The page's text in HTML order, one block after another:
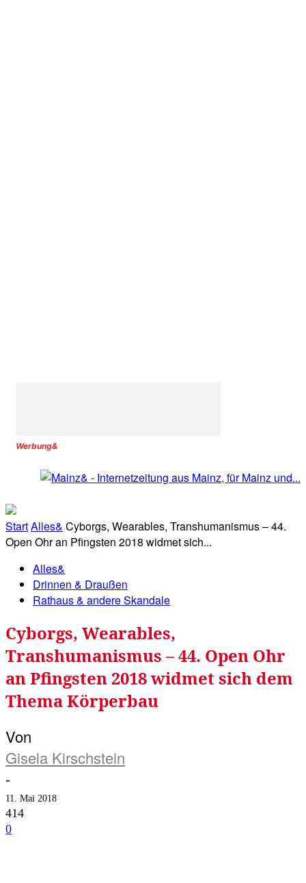
Werbung&
StartAlles& Cyborgs, Wearables, Transhumanismus – 44.
Open Ohr an Pfingsten 2018 widmet sich...
Alles&
Drinnen & Draußen
Rathaus & andere Skandale
Cyborgs, Wearables,
Transhumanismus – 44. Open Ohr
an Pfingsten 2018 widmet sich dem
Thema Körperbau
Von
Gisela Kirschstein
-
11. Mai 2018
414
0